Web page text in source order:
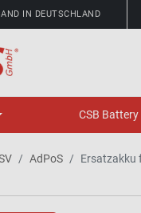
IN DEUTSCHLAND
CSB
AdPoS Ersatzakku